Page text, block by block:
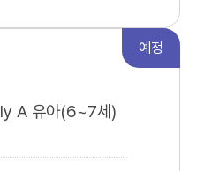
A 유아(6~7세)
예정